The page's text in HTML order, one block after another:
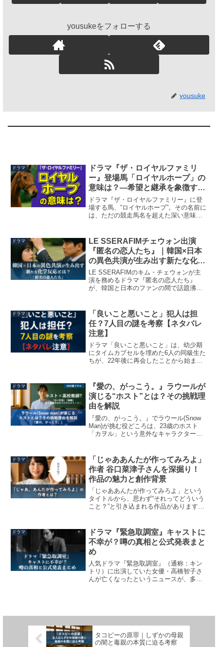
yousukeをフォローする
yousuke
ドラマ
ドラマ『ザ・ロイヤルファミリ
ー』登場馬「ロイヤルホープ」の
意味は？―希望と継承を象徴する
名馬の真実
ドラマ『ザ・ロイヤルファミリー』に登
場する馬、“ロイヤルホープ”。その名前に
は、ただの競走馬名を超えた深い意味が
いう冠名。そして「ホープ＝希望」とい
う言葉が示す未来への...
ドラマ
LE SSERAFIMチェウォン出演
『匿名の恋人たち』｜韓国×日本
の異色共演が生み出す新たな化学
反応とは？
LE SSERAFIMのキム・チェウォンが主
演を務めるドラマ『匿名の恋人たち』
が、韓国と日本のファンの間で話題沸騰
がら、現代の“匿名社会”をテーマにした深
い人間ドラマ...
ドラマ
「良いこと悪いこと」犯人は担
任？7人目の謎を考察【ネタバレ
注意】
ドラマ「良いこと悪いこと」は、幼少期
にタイムカプセルを埋めた6人の同級生た
ちが、22年後に再会したことから始まる
プだった」という衝撃の事実。タイムカ
プセルから見つかっ...
ドラマ
『愛の、がっこう。』ラウールが
演じる“ホスト”とは？その挑戦理
由を解説
『愛の、がっこう。』でラウール(Snow
Man)が挑む役どころは、23歳のホスト
「カヲル」という意外なキャラクターで
を学ぶのかが大きな見どころです。この
投稿をIn...
ドラマ
「じゃああんたが作ってみろよ」
作者 谷口菜津子さんを深掘り！
作品の魅力と創作背景
「じゃああんたが作ってみろよ」という
タイトルから、思わず“それってどういう
こと？”と引き込まれる作品があります。
そんな谷口菜津子さんがどんな漫画家さ
んなのか、そして本作...
ドラマ
ドラマ『緊急取調室』キャストに
不幸が？噂の真相と公式発表まと
め
人気ドラマ『緊急取調室』（通称：キン
トリ）に出演していた女優・高橋智子さ
んが亡くなったというニュースが、多く
タコピーの原罪｜しずかの母親
の闇と毒親の本質に迫る考察